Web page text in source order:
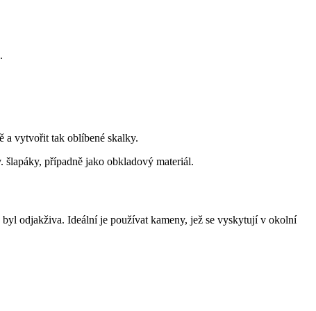
a vytvořit tak oblíbené skalky.
případně jako obkladový materiál.
odjakživa. Ideální je používat kameny, jež se vyskytují v okolní